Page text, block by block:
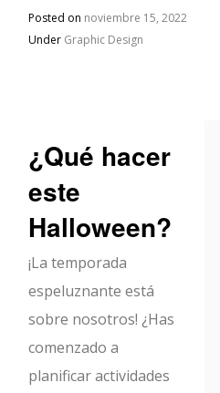
Posted on noviembre 15, 2022
Under Graphic Design
¿Qué hacer
este
Halloween?
¡La temporada
espeluznante está
sobre nosotros! ¿Has
comenzado a
planificar actividades